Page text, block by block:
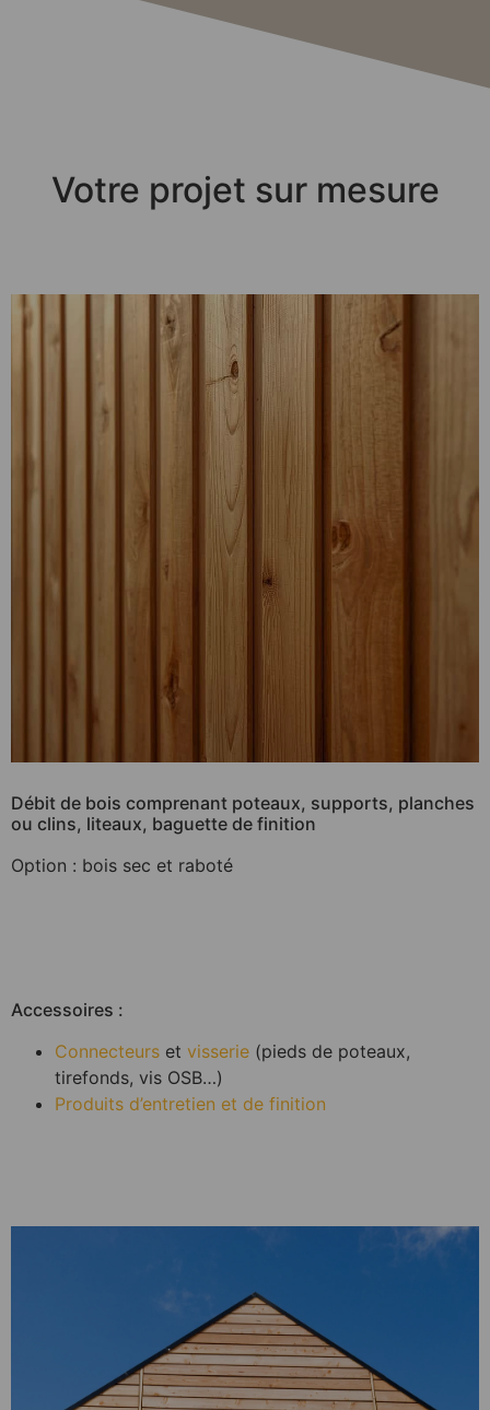
Votre projet sur mesure
Débit de bois comprenant poteaux, supports, planches
ou clins, liteaux, baguette de finition
Option : bois sec et raboté
Accessoires :
Connecteurs et visserie (pieds de poteaux,
tirefonds, vis OSB…)
Produits d’entretien et de finition